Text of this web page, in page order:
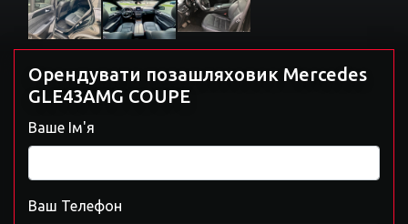
Орендувати позашляховик Mercedes
GLE43AMG COUPE
Ваше Ім'я
Ваш Телефон